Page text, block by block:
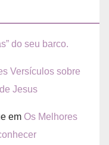
do seu barco.
Versículos sobre
Jesus
em Os Melhores